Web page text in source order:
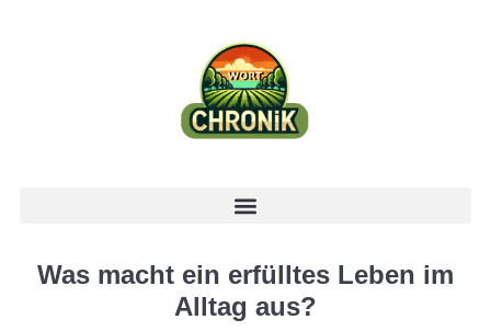
Was macht ein erfülltes Leben im
Alltag aus?